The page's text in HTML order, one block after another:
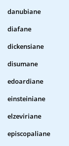
danubiane
diafane
dickensiane
disumane
edoardiane
einsteiniane
elzeviriane
episcopaliane